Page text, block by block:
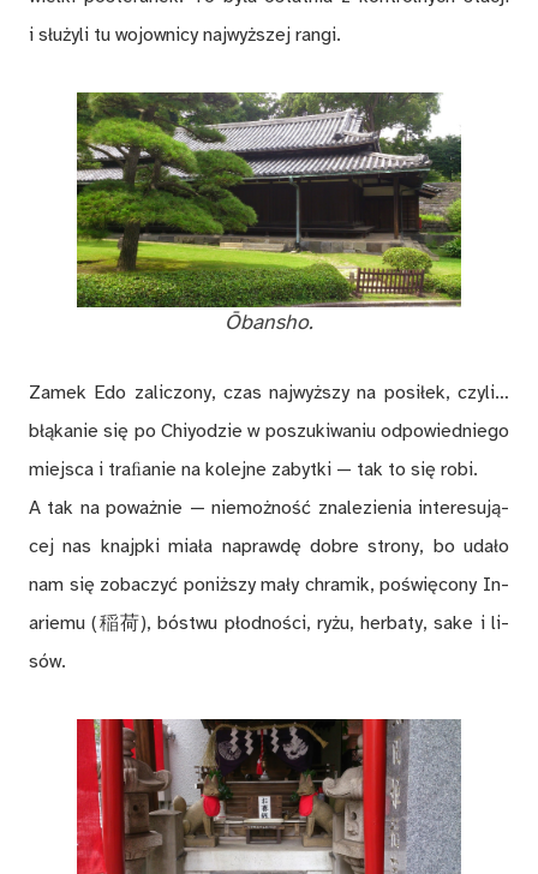
i słu­ży­li tu wo­jow­ni­cy naj­wyż­szej ran­gi.
Ōban­sho.
Za­mek Edo za­li­czo­ny, czas naj­wyż­szy na po­si­łek, czy­li…
błą­ka­nie się po Chiy­odzie w po­szu­ki­wa­niu od­po­wied­nie­go
miej­sca i tra­ﬁa­nie na ko­lej­ne za­byt­ki — tak to się robi.
A tak na po­waż­nie — nie­moż­ność zna­le­zie­nia in­te­re­su­ją­
cej nas knajp­ki mia­ła na­praw­dę do­bre stro­ny, bo uda­ło
nam się zo­ba­czyć po­niż­szy ma­ły chra­mik, po­świę­co­ny In­
a­rie­mu (稲荷), bó­stwu płod­no­ści, ry­żu, her­ba­ty, sake i li­
sów.